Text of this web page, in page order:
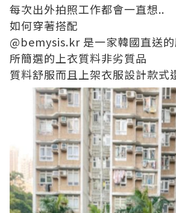
每次出外拍照工作都會一直想..
如何穿著搭配
@bemysis.kr 是一家韓國直送
所簡選的上衣質料非劣質品
質料舒服而且上架衣服設計款式